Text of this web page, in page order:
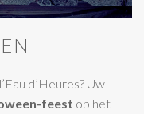
d’Heures? Uw
feest op het